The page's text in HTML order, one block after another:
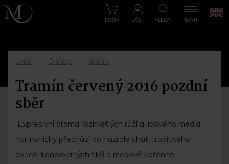
HLEDAT
KOŠÍK ÚČET MENU
Úvod
->
E-shop
->
Archiv
Tramín červený 2016 pozdní
sběr
Expresivní aroma rozkvetlých růží a lipového media
harmonicky přechází do nazrálé chuti tropického
ovoce, kandovaných fíků a medově kořenité